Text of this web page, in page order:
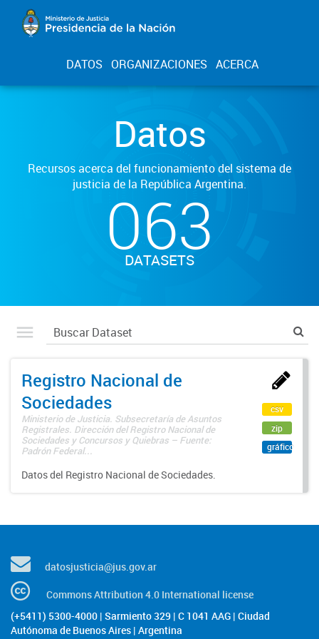
DATOS ORGANIZACIONES ACERCA
Datos
Recursos acerca del funcionamiento del sistema de
justicia de la República Argentina.
063
DATASETS
Registro Nacional de
Sociedades
Ministerio de Justicia. Subsecretaría de Asuntos
Registrales. Dirección del Registro Nacional de
Sociedades y Concursos y Quiebras – Fuente:
Padrón Federal...
Datos del Registro Nacional de Sociedades.
csv
zip
gráfico
datosjusticia@jus.gov.ar
Commons Attribution 4.0 International license
(+5411) 5300-4000 | Sarmiento 329 | C 1041 AAG | Ciudad
Autónoma de Buenos Aires | Argentina